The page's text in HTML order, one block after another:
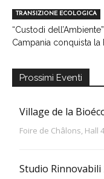
TRANSIZIONE ECOLOGICA
“Custodi
Campania conquista la
Prossimi Eventi
Village de la
Foire de Châlons, Hall
Studio